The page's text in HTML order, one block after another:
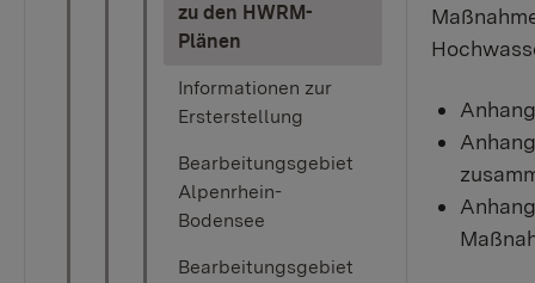
zu den HWRM-
Plänen
Informationen zur
Ersterstellung
Bearbeitungsgebiet
Alpenrhein-
Bodensee
Bearbeitungsgebiet